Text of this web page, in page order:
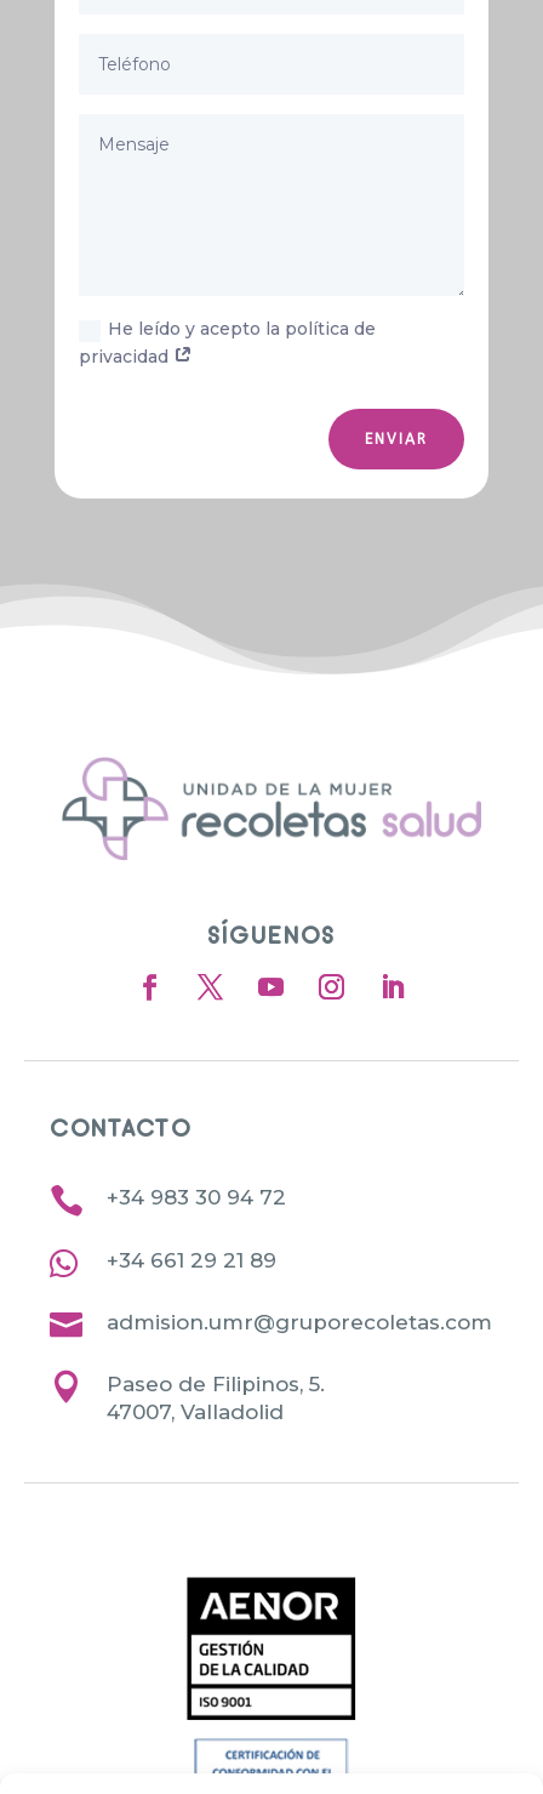
He leído y acepto la política de
privacidad
ENVIAR
SÍGUENOS
CONTACTO
 +34 983 30 94 72
 +34 661 29 21 89
 admision.umr@gruporecoletas.com

Paseo de Filipinos, 5.
47007, Valladolid